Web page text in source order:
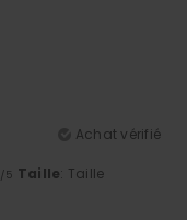
Achat vérifié
/5 Taille: Taille